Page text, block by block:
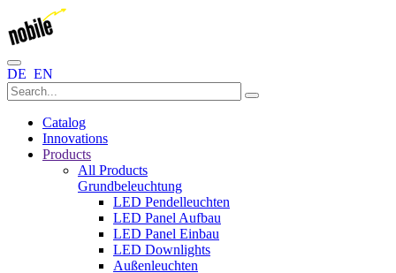
DE EN
Catalog
Innovations
Products
All Products
Grundbeleuchtung
LED Pendelleuchten
LED Panel Aufbau
LED Panel Einbau
LED Downlights
Außenleuchten